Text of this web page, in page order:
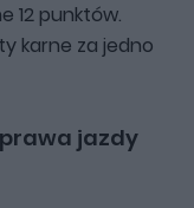
12 punktów.
karne za jedno
jazdy